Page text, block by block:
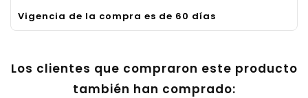
Vigencia de la compra es de 60 días
Los clientes que compraron este producto
también han comprado: